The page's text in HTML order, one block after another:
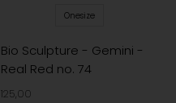
Onesize
Bio Sculpture - Gemini -
Real Red no. 74
125,00